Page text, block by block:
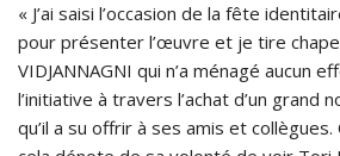
« J’ai saisi l’occasion de la fête
pour présenter l’œuvre et je tire
VIDJANNAGNI qui n’a ménagé aucun
l’initiative à travers l’achat d’un grand
qu’il a su offrir à ses amis et